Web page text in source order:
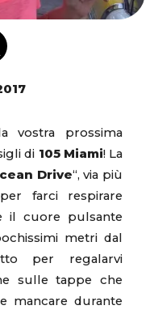
vostra prossima
di 105 Miami! La
Drive“, via più
farci respirare
il cuore pulsante
metri dal
per regalarvi
sulle tappe che
mancare durante